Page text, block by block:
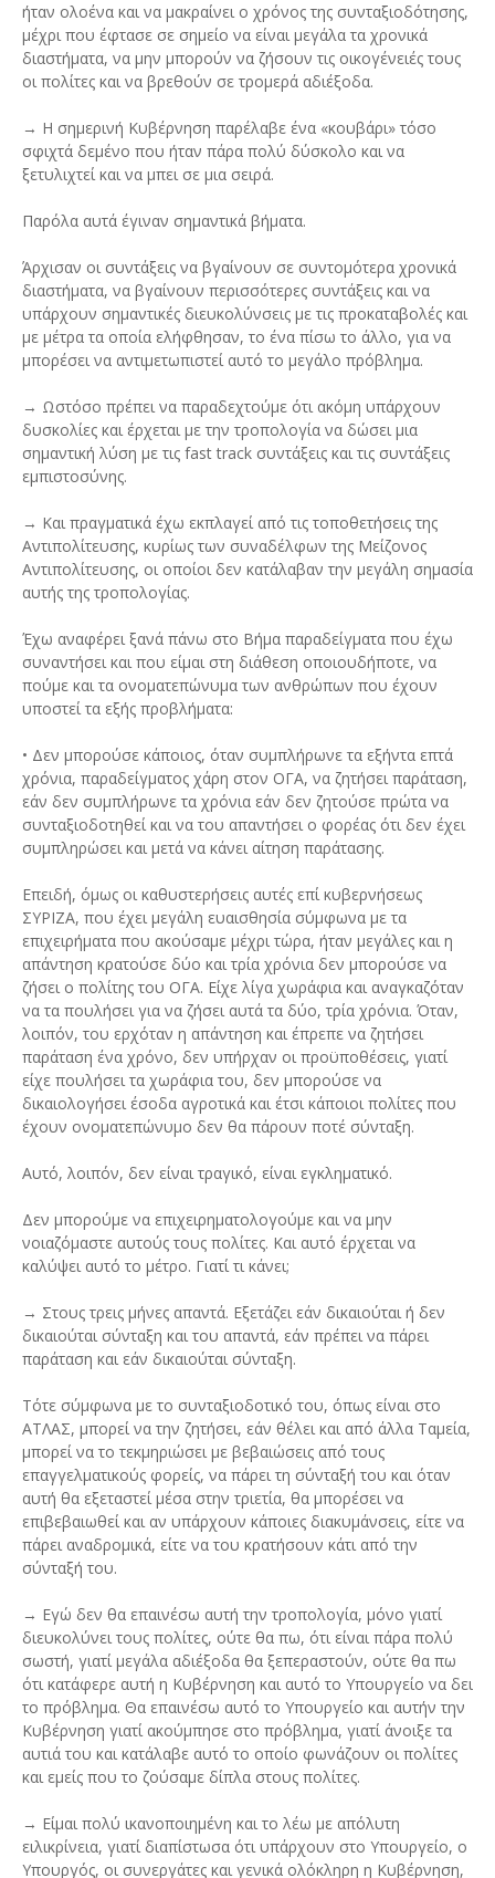
ήταν ολοένα και να μακραίνει ο χρόνος της συνταξιοδότησης,
μέχρι που έφτασε σε σημείο να είναι μεγάλα τα χρονικά
διαστήματα, να μην μπορούν να ζήσουν τις οικογένειές τους
οι πολίτες και να βρεθούν σε τρομερά αδιέξοδα.
→ Η σημερινή Κυβέρνηση παρέλαβε ένα «κουβάρι» τόσο
σφιχτά δεμένο που ήταν πάρα πολύ δύσκολο και να
ξετυλιχτεί και να μπει σε μια σειρά.
Παρόλα αυτά έγιναν σημαντικά βήματα.
Άρχισαν οι συντάξεις να βγαίνουν σε συντομότερα χρονικά
διαστήματα, να βγαίνουν περισσότερες συντάξεις και να
υπάρχουν σημαντικές διευκολύνσεις με τις προκαταβολές και
με μέτρα τα οποία ελήφθησαν, το ένα πίσω το άλλο, για να
μπορέσει να αντιμετωπιστεί αυτό το μεγάλο πρόβλημα.
→ Ωστόσο πρέπει να παραδεχτούμε ότι ακόμη υπάρχουν
δυσκολίες και έρχεται με την τροπολογία να δώσει μια
σημαντική λύση με τις fast track συντάξεις και τις συντάξεις
εμπιστοσύνης.
→ Και πραγματικά έχω εκπλαγεί από τις τοποθετήσεις της
Αντιπολίτευσης, κυρίως των συναδέλφων της Μείζονος
Αντιπολίτευσης, οι οποίοι δεν κατάλαβαν την μεγάλη σημασία
αυτής της τροπολογίας.
Έχω αναφέρει ξανά πάνω στο Βήμα παραδείγματα που έχω
συναντήσει και που είμαι στη διάθεση οποιουδήποτε, να
πούμε και τα ονοματεπώνυμα των ανθρώπων που έχουν
υποστεί τα εξής προβλήματα:
• Δεν μπορούσε κάποιος, όταν συμπλήρωνε τα εξήντα επτά
χρόνια, παραδείγματος χάρη στον ΟΓΑ, να ζητήσει παράταση,
εάν δεν συμπλήρωνε τα χρόνια εάν δεν ζητούσε πρώτα να
συνταξιοδοτηθεί και να του απαντήσει ο φορέας ότι δεν έχει
συμπληρώσει και μετά να κάνει αίτηση παράτασης.
Επειδή, όμως οι καθυστερήσεις αυτές επί κυβερνήσεως
ΣΥΡΙΖΑ, που έχει μεγάλη ευαισθησία σύμφωνα με τα
επιχειρήματα που ακούσαμε μέχρι τώρα, ήταν μεγάλες και η
απάντηση κρατούσε δύο και τρία χρόνια δεν μπορούσε να
ζήσει ο πολίτης του ΟΓΑ. Είχε λίγα χωράφια και αναγκαζόταν
να τα πουλήσει για να ζήσει αυτά τα δύο, τρία χρόνια. Όταν,
λοιπόν, του ερχόταν η απάντηση και έπρεπε να ζητήσει
παράταση ένα χρόνο, δεν υπήρχαν οι προϋποθέσεις, γιατί
είχε πουλήσει τα χωράφια του, δεν μπορούσε να
δικαιολογήσει έσοδα αγροτικά και έτσι κάποιοι πολίτες που
έχουν ονοματεπώνυμο δεν θα πάρουν ποτέ σύνταξη.
Αυτό, λοιπόν, δεν είναι τραγικό, είναι εγκληματικό.
Δεν μπορούμε να επιχειρηματολογούμε και να μην
νοιαζόμαστε αυτούς τους πολίτες. Και αυτό έρχεται να
καλύψει αυτό το μέτρο. Γιατί τι κάνει;
→ Στους τρεις μήνες απαντά. Εξετάζει εάν δικαιούται ή δεν
δικαιούται σύνταξη και του απαντά, εάν πρέπει να πάρει
παράταση και εάν δικαιούται σύνταξη.
Τότε σύμφωνα με το συνταξιοδοτικό του, όπως είναι στο
ΑΤΛΑΣ, μπορεί να την ζητήσει, εάν θέλει και από άλλα Ταμεία,
μπορεί να το τεκμηριώσει με βεβαιώσεις από τους
επαγγελματικούς φορείς, να πάρει τη σύνταξή του και όταν
αυτή θα εξεταστεί μέσα στην τριετία, θα μπορέσει να
επιβεβαιωθεί και αν υπάρχουν κάποιες διακυμάνσεις, είτε να
πάρει αναδρομικά, είτε να του κρατήσουν κάτι από την
σύνταξή του.
→ Εγώ δεν θα επαινέσω αυτή την τροπολογία, μόνο γιατί
διευκολύνει τους πολίτες, ούτε θα πω, ότι είναι πάρα πολύ
σωστή, γιατί μεγάλα αδιέξοδα θα ξεπεραστούν, ούτε θα πω
ότι κατάφερε αυτή η Κυβέρνηση και αυτό το Υπουργείο να δει
το πρόβλημα. Θα επαινέσω αυτό το Υπουργείο και αυτήν την
Κυβέρνηση γιατί ακούμπησε στο πρόβλημα, γιατί άνοιξε τα
αυτιά του και κατάλαβε αυτό το οποίο φωνάζουν οι πολίτες
και εμείς που το ζούσαμε δίπλα στους πολίτες.
→ Είμαι πολύ ικανοποιημένη και το λέω με απόλυτη
ειλικρίνεια, γιατί διαπίστωσα ότι υπάρχουν στο Υπουργείο, ο
Υπουργός, οι συνεργάτες και γενικά ολόκληρη η Κυβέρνηση,